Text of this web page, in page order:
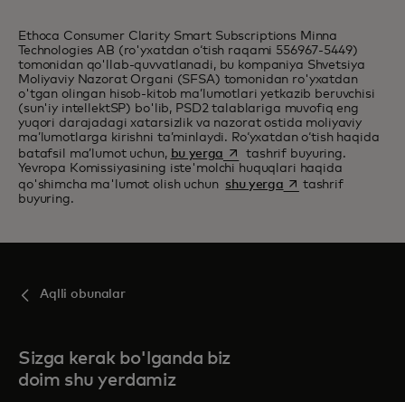
Ethoca Consumer Clarity Smart Subscriptions Minna
Technologies AB (ro'yxatdan o‘tish raqami 556967-5449)
tomonidan qo'llab-quvvatlanadi, bu kompaniya Shvetsiya
Moliyaviy Nazorat Organi (SFSA) tomonidan ro'yxatdan
o'tgan olingan hisob-kitob ma’lumotlari yetkazib beruvchisi
(sun'iy intellektSP) bo'lib, PSD2 talablariga muvofiq eng
yuqori darajadagi xatarsizlik va nazorat ostida moliyaviy
ma’lumotlarga kirishni ta’minlaydi. Roʻyxatdan oʻtish haqida
batafsil maʼlumot uchun, bu yergaopens in a new tab
tashrif buyuring.
Yevropa Komissiyasining iste'molchi huquqlari haqida
qo'shimcha ma'lumot olish uchun shu yergaopens in a new tab
tashrif
buyuring.
Aqlli obunalar
Sizga kerak bo'lganda biz
doim shu yerdamiz